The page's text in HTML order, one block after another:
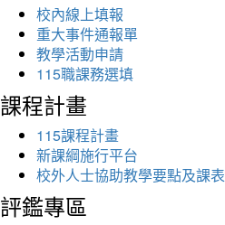
校內線上填報
重大事件通報單
教學活動申請
115職課務選填
課程計畫
115課程計畫
新課綱施行平台
校外人士協助教學要點及課表
評鑑專區